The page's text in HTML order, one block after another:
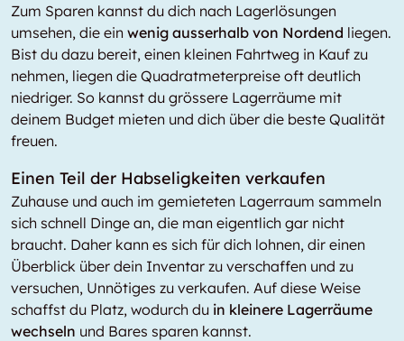
Zum Sparen kannst du dich nach Lagerlösungen
umsehen, die ein wenig ausserhalb von Nordend liegen.
Bist du dazu bereit, einen kleinen Fahrtweg in Kauf zu
nehmen, liegen die Quadratmeterpreise oft deutlich
niedriger. So kannst du grössere Lagerräume mit
deinem Budget mieten und dich über die beste Qualität
freuen.
Einen Teil der Habseligkeiten verkaufen
Zuhause und auch im gemieteten Lagerraum sammeln
sich schnell Dinge an, die man eigentlich gar nicht
braucht. Daher kann es sich für dich lohnen, dir einen
Überblick über dein Inventar zu verschaffen und zu
versuchen, Unnötiges zu verkaufen. Auf diese Weise
schaffst du Platz, wodurch du in kleinere Lagerräume
wechseln und Bares sparen kannst.